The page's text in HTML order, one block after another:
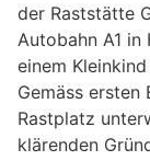
der Raststätte
Autobahn A1
einem
Gemäss ersten
Rastplatz
klärenden